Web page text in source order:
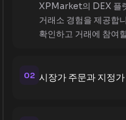
XPMarket의 DEX 플
거래소 경험을 제공합
확인하고 거래에 참여
02 시장가 주문과 지정